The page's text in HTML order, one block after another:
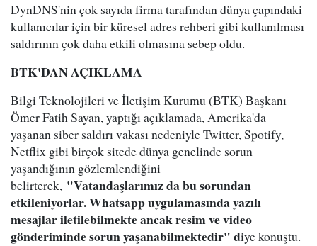
DynDNS'nin çok sayıda firma tarafından dünya çapındaki
kullanıcılar için bir küresel adres rehberi gibi kullanılması
saldırının çok daha etkili olmasına sebep oldu.
BTK'DAN AÇIKLAMA
Bilgi Teknolojileri ve İletişim Kurumu (BTK) Başkanı
Ömer Fatih Sayan, yaptığı açıklamada, Amerika'da
yaşanan siber saldırı vakası nedeniyle Twitter, Spotify,
Netflix gibi birçok sitede dünya genelinde sorun
yaşandığının gözlemlendiğini
belirterek, "Vatandaşlarımız da bu sorundan
etkileniyorlar. Whatsapp uygulamasında yazılı
mesajlar iletilebilmekte ancak resim ve video
gönderiminde sorun yaşanabilmektedir" diye konuştu.